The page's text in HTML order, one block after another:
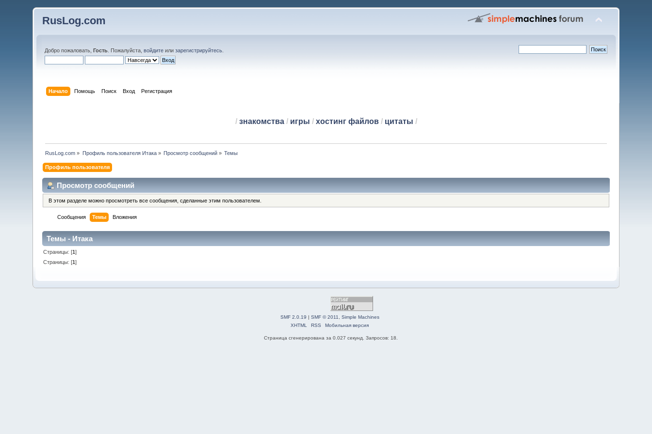
RusLog.com
Добро пожаловать,Гость . Пожалуйста,войдите илизарегистрируйтесь
Начало Помощь Поиск Вход Регистрация
/ знакомства/ игры / хостинг файлов/ цитаты /
RusLog.com » Профиль пользователя Итака» Просмотр сообщений » Темы
Профиль пользователя
Просмотр сообщений
В этом разделе можно просмотреть все сообщения, сделанные этим пользователем.
Сообщения Темы Вложения
Темы - Итака
Страницы: [1]
Страницы: [1]
SMF 2.0.19 SMF © 2011, Simple Machines
XHTML
RSS Мобильная версия
Страница сгенерирована за 0.027 секунд. Запросов: 18.